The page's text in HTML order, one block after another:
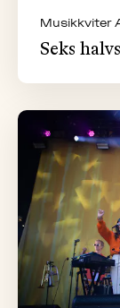
Musikkviter
Seks